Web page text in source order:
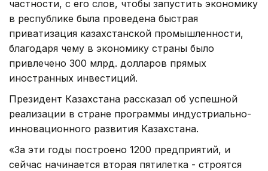
частности, с его слов, чтобы запустить экономику
в республике была проведена быстрая
приватизация казахстанской промышленности,
благодаря чему в экономику страны было
привлечено 300 млрд. долларов прямых
иностранных инвестиций.
Президент Казахстана рассказал об успешной
реализации в стране программы индустриально-
инновационного развития Казахстана.
«За эти годы построено 1200 предприятий, и
сейчас начинается вторая пятилетка - строятся